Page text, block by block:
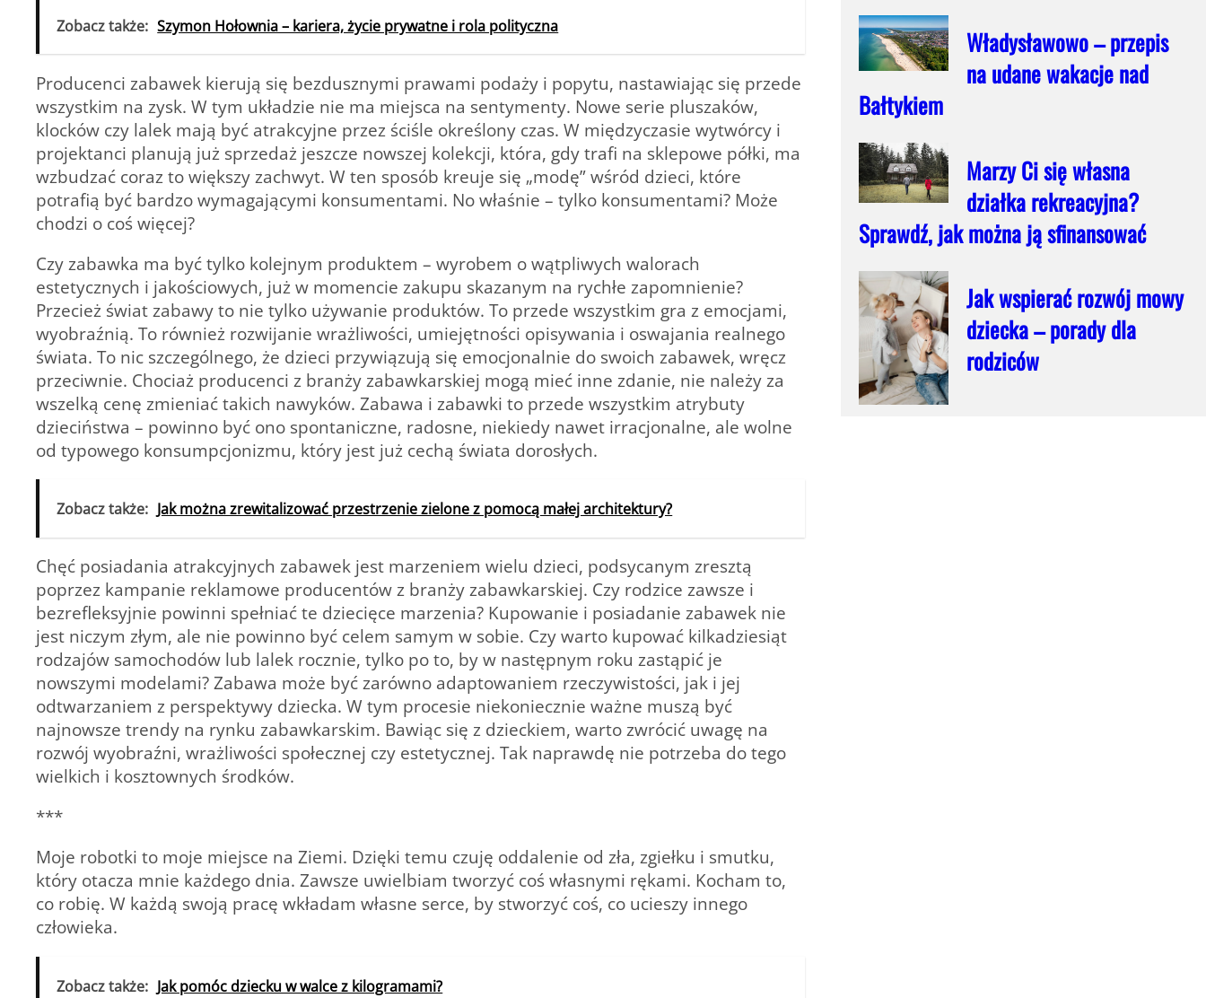
Zobacz także: Szymon Hołownia – kariera, życie prywatne i rola polityczna
Producenci zabawek kierują się bezdusznymi prawami podaży i popytu, nastawiając się przede
wszystkim na zysk. W tym układzie nie ma miejsca na sentymenty. Nowe serie pluszaków,
klocków czy lalek mają być atrakcyjne przez ściśle określony czas. W międzyczasie wytwórcy i
projektanci planują już sprzedaż jeszcze nowszej kolekcji, która, gdy trafi na sklepowe półki, ma
wzbudzać coraz to większy zachwyt. W ten sposób kreuje się „modę” wśród dzieci, które
potrafią być bardzo wymagającymi konsumentami. No właśnie – tylko konsumentami? Może
chodzi o coś więcej?
Czy zabawka ma być tylko kolejnym produktem – wyrobem o wątpliwych walorach
estetycznych i jakościowych, już w momencie zakupu skazanym na rychłe zapomnienie?
Przecież świat zabawy to nie tylko używanie produktów. To przede wszystkim gra z emocjami,
wyobraźnią. To również rozwijanie wrażliwości, umiejętności opisywania i oswajania realnego
świata. To nic szczególnego, że dzieci przywiązują się emocjonalnie do swoich zabawek, wręcz
przeciwnie. Chociaż producenci z branży zabawkarskiej mogą mieć inne zdanie, nie należy za
wszelką cenę zmieniać takich nawyków. Zabawa i zabawki to przede wszystkim atrybuty
dzieciństwa – powinno być ono spontaniczne, radosne, niekiedy nawet irracjonalne, ale wolne
od typowego konsumpcjonizmu, który jest już cechą świata dorosłych.
Zobacz także: Jak można zrewitalizować przestrzenie zielone z pomocą małej architektury?
Chęć posiadania atrakcyjnych zabawek jest marzeniem wielu dzieci, podsycanym zresztą
poprzez kampanie reklamowe producentów z branży zabawkarskiej. Czy rodzice zawsze i
bezrefleksyjnie powinni spełniać te dziecięce marzenia? Kupowanie i posiadanie zabawek nie
jest niczym złym, ale nie powinno być celem samym w sobie. Czy warto kupować kilkadziesiąt
rodzajów samochodów lub lalek rocznie, tylko po to, by w następnym roku zastąpić je
nowszymi modelami? Zabawa może być zarówno adaptowaniem rzeczywistości, jak i jej
odtwarzaniem z perspektywy dziecka. W tym procesie niekoniecznie ważne muszą być
najnowsze trendy na rynku zabawkarskim. Bawiąc się z dzieckiem, warto zwrócić uwagę na
rozwój wyobraźni, wrażliwości społecznej czy estetycznej. Tak naprawdę nie potrzeba do tego
wielkich i kosztownych środków.
***
Moje robotki to moje miejsce na Ziemi. Dzięki temu czuję oddalenie od zła, zgiełku i smutku,
który otacza mnie każdego dnia. Zawsze uwielbiam tworzyć coś własnymi rękami. Kocham to,
co robię. W każdą swoją pracę wkładam własne serce, by stworzyć coś, co ucieszy innego
człowieka.
Zobacz także: Jak pomóc dziecku w walce z kilogramami?
Władysławowo – przepis
na udane wakacje nad
Bałtykiem
Marzy Ci się własna
działka rekreacyjna?
Sprawdź, jak można ją sfinansować
Jak wspierać rozwój mowy
dziecka – porady dla
rodziców